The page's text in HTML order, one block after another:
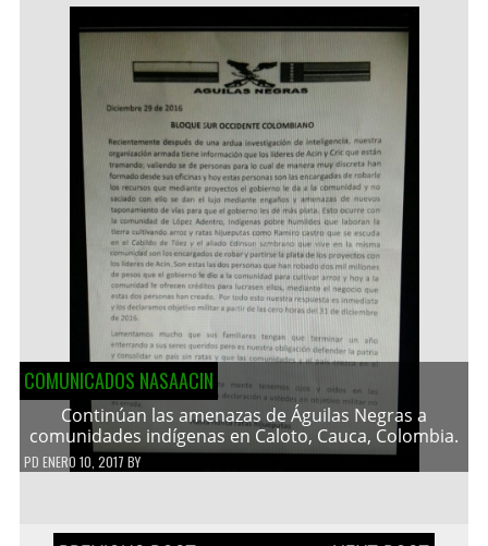
COMUNICADOS NASAACIN
Continúan las amenazas de Águilas Negras a
comunidades indígenas en Caloto, Cauca, Colombia.
PD ENERO 10, 2017 BY